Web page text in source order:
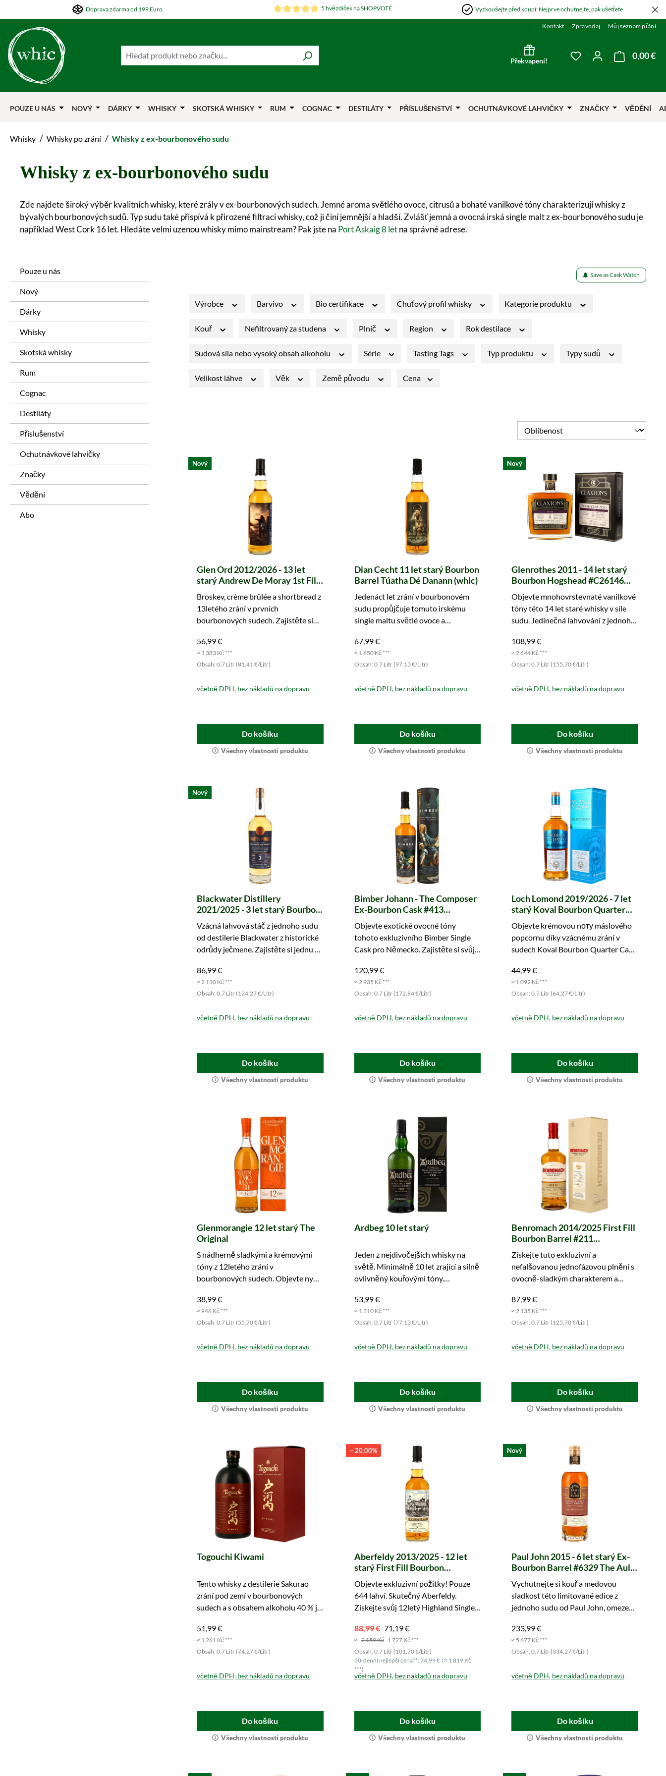
na hlavní obsah
Přejít na hlavní navigaciDoprava zdarma od 199 Euro 5 hvězdiček na SHOPVOTE Vyzkoušejte před koupí: Nejprve ochutnejte, pak ušetřete
Kontakt Zpravodaj Můj seznam přání
Překvapení!
Máte 0 položky v0,00 €
POUZE U NÁS NOVÝ DÁRKY WHISKY SKOTSKÁ WHISKY RUM COGNAC DESTILÁTY PŘÍSLUŠENSTVÍ OCHUTNÁVKOVÉ LAHVIČKY ZNAČKY VĚDĚNÍ
Whisky / Whisky po zrání / Whisky z ex-bourbonového sudu
Whisky z ex-bourbonového sudu
Zde najdete široký výběr kvalitních whisky, které zrály v ex-bourbonových sudech. Jemné aroma světlého ovoce, citrusů a bohaté vanilkové tóny charakterizují whisky z
bývalých bourbonových sudů. Typ sudu také přispívá k přirozené filtraci whisky, což ji činí jemnější a hladší. Zvlášť jemná a ovocná irská single malt z ex-bourbonového sudu je
například West Cork 16 let. Hledáte velmi uzenou whisky mimo mainstream? Pak jste na Port Askaig 8 letna správné adrese.
Pouze u nás
Nový
Dárky
Whisky
Skotská whisky
Rum
Cognac
Destiláty
Příslušenství
Ochutnávkové lahvičky
Značky
Vědění
Abo
Save as Cask Watch
Výrobce Barvivo Bio certifikace Chuťový profil whisky Kategorie produktu
Kouř Nefiltrovaný za studena Plnič Region Rok destilace
Sudová síla nebo vysoký obsah alkoholu Série Tasting Tags Typ produktu Typy sudů
Velikost láhve Věk Země původu Cena
Nový
Glen Ord 2012/2026 - 13 let
starý Andrew De Moray 1st Fill
#800269+800271 Legends of
Scotland (whic)
Broskev, crème brûlée a shortbread z
13letého zrání v prvních
bourbonových sudech. Zajistěte si
56,99 €
≈ 1 383 Kč ***
Obsah: 0.7 Litr (81,41 €/Litr)
včetně DPH, bez nákladů na dopravu
Do košíku
Všechny vlastnosti produktu
Dian Cecht 11 let starý Bourbon
Barrel Túatha Dé Danann (whic)
Jedenáct let zrání v bourbonovém
sudu propůjčuje tomuto irskému
single maltu světlé ovoce a
z 252 lahví!
67,99 €
≈ 1 650 Kč ***
Obsah: 0.7 Litr (97,13 €/Litr)
včetně DPH, bez nákladů na dopravu
Do košíku
Všechny vlastnosti produktu
Nový
Glenrothes 2011 - 14 let starý
Bourbon Hogshead #C26146
Objevte mnohovrstevnaté vanilkové
tóny této 14 let staré whisky v síle
sudu. Jedinečná lahvování z jednoho
108,99 €
≈ 2 644 Kč ***
Obsah: 0.7 Litr (155,70 €/Litr)
včetně DPH, bez nákladů na dopravu
Do košíku
Všechny vlastnosti produktu
Nový
Blackwater Distillery
2021/2025 - 3 let starý Bourbon
Barrel (Master of Malt)
Vzácná lahvová stáč z jednoho sudu
od destilerie Blackwater z historické
odrůdy ječmene. Zajistěte si jednu z
86,99 €
≈ 2 110 Kč ***
Obsah: 0.7 Litr (124,27 €/Litr)
včetně DPH, bez nákladů na dopravu
Do košíku
Všechny vlastnosti produktu
Bimber Johann - The Composer
Ex-Bourbon Cask #413
Objevte exotické ovocné tóny
tohoto exkluzivního Bimber Single
Cask pro Německo. Zajistěte si svůj
120,99 €
≈ 2 935 Kč ***
Obsah: 0.7 Litr (172,84 €/Litr)
včetně DPH, bez nákladů na dopravu
Do košíku
Všechny vlastnosti produktu
Loch Lomond 2019/2026 - 7 let
starý Koval Bourbon Quarter
(Murray McDavid)
Objevte krémovou nоту máslového
popcornu díky vzácnému zrání v
sudech Koval Bourbon Quarter Cask.
ještě dnes!
44,99 €
≈ 1 092 Kč ***
Obsah: 0.7 Litr (64,27 €/Litr)
včetně DPH, bez nákladů na dopravu
Do košíku
Všechny vlastnosti produktu
Glenmorangie 12 let starý The
Original
S nádherně sladkými a krémovými
tóny z 12letého zrání v
bourbonových sudech. Objevte nyní
38,99 €
≈ 946 Kč ***
Obsah: 0.7 Litr (55,70 €/Litr)
včetně DPH, bez nákladů na dopravu
Do košíku
Všechny vlastnosti produktu
Ardbeg 10 let starý
Jeden z nejdivočejších whisky na
světě. Minimálně 10 let zrající a silně
ovlivněný kouřovými tóny.
53,99 €
≈ 1 310 Kč ***
Obsah: 0.7 Litr (77,13 €/Litr)
včetně DPH, bez nákladů na dopravu
Do košíku
Všechny vlastnosti produktu
Benromach 2014/2025 First Fill
Bourbon Barrel #211
Získejte tuto exkluzivní a
nefalšovanou jednofázovou plnění s
ovocně-sladkým charakterem a
87,99 €
≈ 2 135 Kč ***
Obsah: 0.7 Litr (125,70 €/Litr)
včetně DPH, bez nákladů na dopravu
Do košíku
Všechny vlastnosti produktu
Togouchi Kiwami
Tento whisky z destilerie Sakurao
zrání pod zemí v bourbonových
sudech a s obsahem alkoholu 40 % je
51,99 €
≈ 1 261 Kč ***
Obsah: 0.7 Litr (74,27 €/Litr)
včetně DPH, bez nákladů na dopravu
Do košíku
Všechny vlastnosti produktu
– 20,00%
Aberfeldy 2013/2025 - 12 let
starý First Fill Bourbon
Hogsheads #644 The
Distilleries of Great Britain &
Ireland (James Eadie)
Objevte exkluzivní požitky! Pouze
644 lahví. Skutečný Aberfeldy.
Získejte svůj 12letý Highland Single
88,99 € 71,19 €
≈ 2 159 Kč 1 727 Kč ***
Obsah: 0.7 Litr (101,70 €/Litr)
30-denní nejlepší cena**: 74,99 € (≈ 1 819 Kč
***)
včetně DPH, bez nákladů na dopravu
Do košíku
Všechny vlastnosti produktu
Nový
Paul John 2015 - 6 let starý Ex-
Bourbon Barrel #6329 The Auld
And The Bold (Berry Bros. &
Rudd)
Vychutnejte si kouř a medovou
sladkost této limitované edice z
jednoho sudu od Paul John, omezené
ještě dnes.
233,99 €
≈ 5 677 Kč ***
Obsah: 0.7 Litr (334,27 €/Litr)
včetně DPH, bez nákladů na dopravu
Do košíku
Všechny vlastnosti produktu